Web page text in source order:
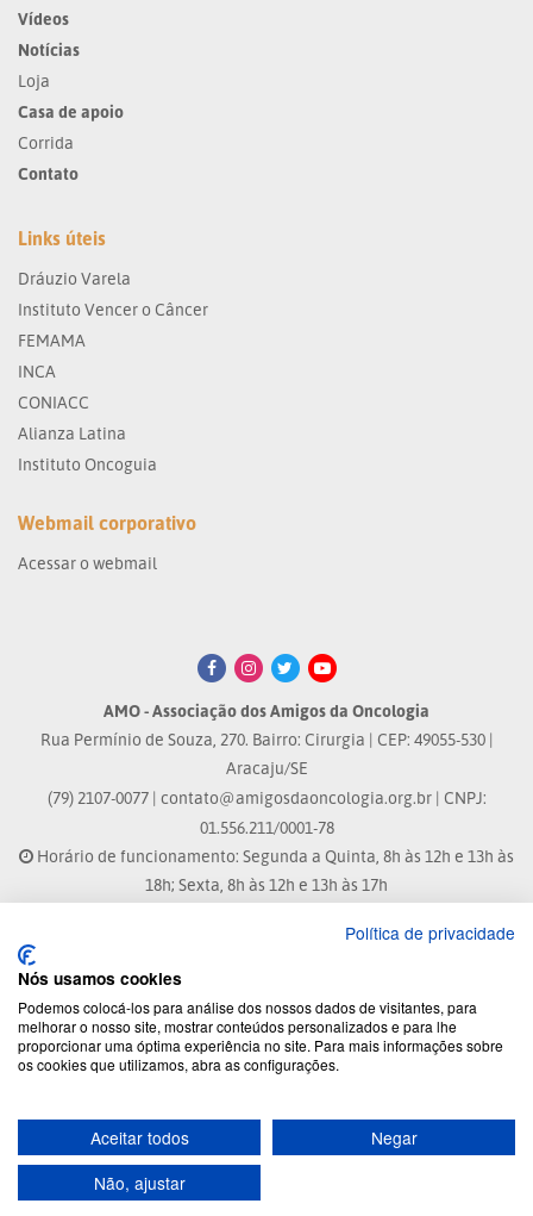
Vídeos
Notícias
Loja
Casa de apoio
Corrida
Contato
Links úteis
Dráuzio Varela
Instituto Vencer o Câncer
FEMAMA
INCA
CONIACC
Alianza Latina
Instituto Oncoguia
Webmail corporativo
Acessar o webmail
AMO - Associação dos Amigos da Oncologia
Rua Permínio de Souza, 270. Bairro: Cirurgia | CEP: 49055-530 |
Aracaju/SE
(79) 2107-0077 | contato@amigosdaoncologia.org.br| CNPJ:
01.556.211/0001-78
Horário de funcionamento: Segunda a Quinta, 8h às 12h e 13h às
18h; Sexta, 8h às 12h e 13h às 17h
Site atualizado em: 07/08/2026 às 17:25h
® Marca Registrada
© 2026 - Todos os direitos reservados.
Desenvolvido por:
Política de privacidade
Nós usamos cookies
Podemos colocá-los para análise dos nossos dados de visitantes, para
melhorar o nosso site, mostrar conteúdos personalizados e para lhe
proporcionar uma óptima experiência no site. Para mais informações sobre
os cookies que utilizamos, abra as configurações.
Aceitar todos
Negar
Não, ajustar